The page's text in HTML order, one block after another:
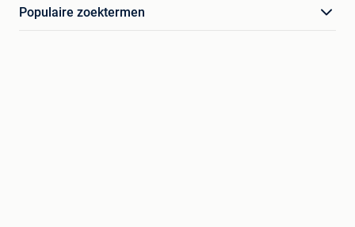
Populaire zoektermen